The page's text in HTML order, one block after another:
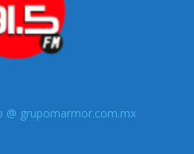
@ grupomarmor.com.mx